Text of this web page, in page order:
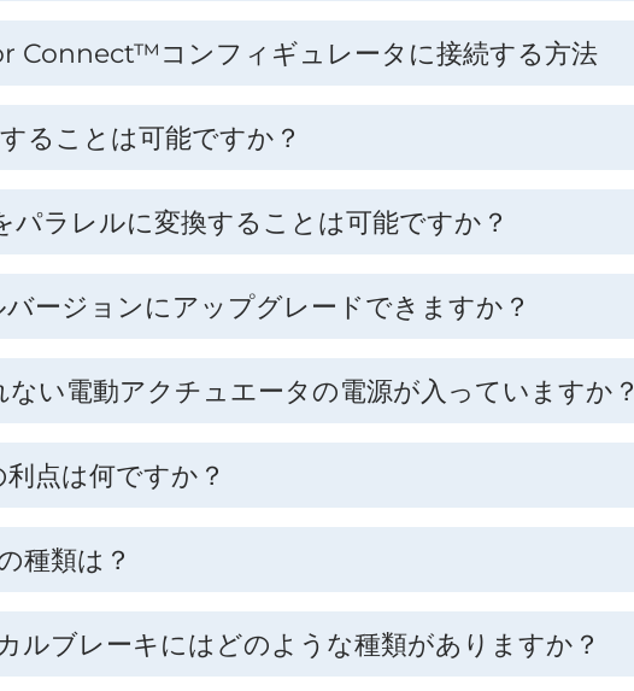
コンフィギュレータに接続する方法
ることは可能ですか？
ラレルに変換することは可能ですか？
ージョンにアップグレードできますか？
電動アクチュエータの電源が入っていますか？
点は何ですか？
種類は？
ルブレーキにはどのような種類がありますか？